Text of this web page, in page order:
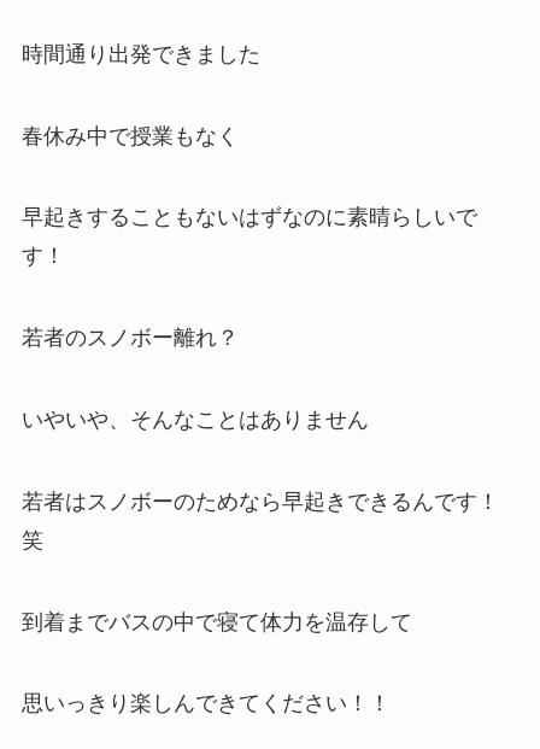
時間通り出発できました
春休み中で授業もなく
早起きすることもないはずなのに素晴らしいで
す！
若者のスノボー離れ？
いやいや、そんなことはありません
若者はスノボーのためなら早起きできるんです！
笑
到着までバスの中で寝て体力を温存して
思いっきり楽しんできてください！！